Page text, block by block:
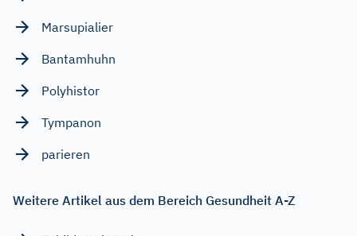
Marsupialier
Bantamhuhn
Polyhistor
Tympanon
parieren
Weitere Artikel aus dem Bereich Gesundheit A-Z